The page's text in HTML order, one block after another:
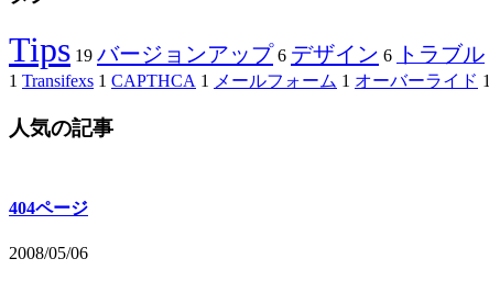
Tips 19 バージョンアップ 6 デザイン 6 トラブル
1 Transifexs 1 CAPTHCA 1 メールフォーム 1 オーバーライド 1
人気の記事
404ページ
2008/05/06